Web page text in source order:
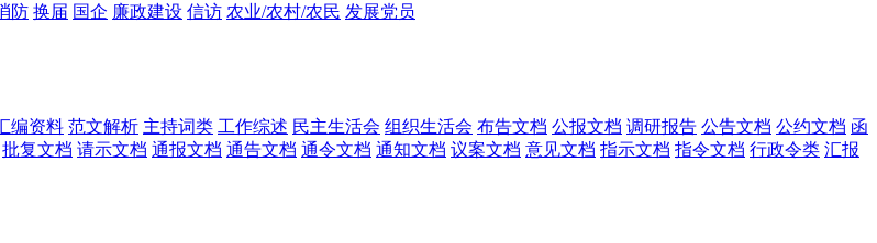
防 换届 国企 廉政建设 信访 农业/农村/农民 发展党员
编资料 范文解析 主持词类 工作综述 民主生活会 组织生活会 布告文档 公报文档 调研报告 公告文档 公约文档 函
批复文档 请示文档 通报文档 通告文档 通令文档 通知文档 议案文档 意见文档 指示文档 指令文档 行政令类 汇报